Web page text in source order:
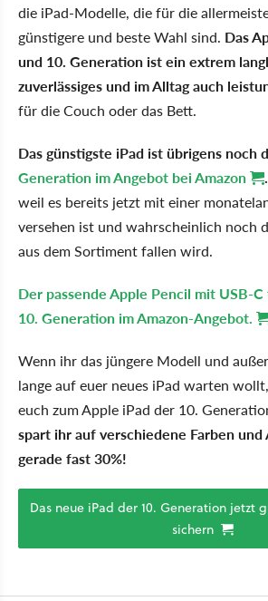
die iPad-Modelle, die für die
günstigere und beste Wahl sind. Das
und 10. Generation ist ein extrem
zuverlässiges und im Alltag auch
für die Couch oder das Bett.
Das günstigste iPad ist übrigens noch
Generation im Angebot bei Amazon
.
weil es bereits jetzt mit einer
versehen ist und wahrscheinlich noch
aus dem Sortiment fallen wird.
Der passende Apple Pencil mit USB-
10. Generation im Amazon-Angebot.
Wenn ihr das jüngere Modell und
lange auf euer neues iPad warten
euch zum Apple iPad der 10.
spart ihr auf verschiedene Farben
gerade fast 30%!
Das neue iPad der 10. Generation jetzt
sichern